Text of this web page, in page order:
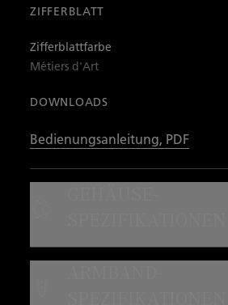
ZIFFERBLATT
Zifferblattfarbe
Métiers d'Art
DOWNLOADS
Bedienungsanleitung, PDF